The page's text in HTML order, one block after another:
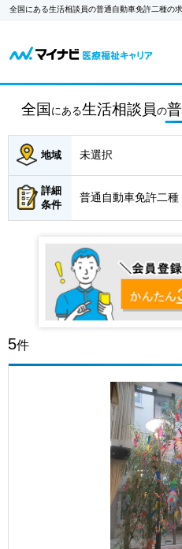
全国にある生活相談員の普通自動車免許二種の求
全国 にある生活相談員の
地域 未選択
詳細
条件
普通自動車免許二種
5件